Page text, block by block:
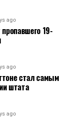
ago
19-
ago
стал самым
штата
ago